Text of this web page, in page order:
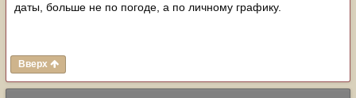
даты, больше не по погоде, а по личному графику.
Вверх